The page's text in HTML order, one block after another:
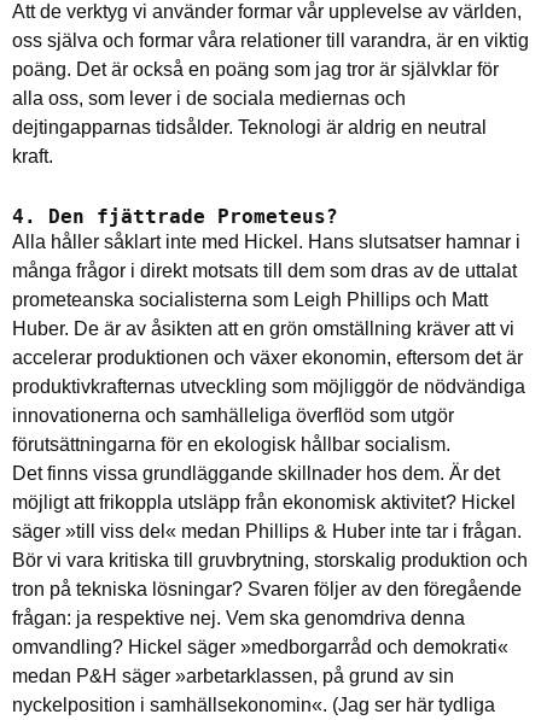
Att de verktyg vi använder formar vår upplevelse av världen,
oss själva och formar våra relationer till varandra, är en viktig
poäng. Det är också en poäng som jag tror är självklar för
alla oss, som lever i de sociala mediernas och
dejtingapparnas tidsålder. Teknologi är aldrig en neutral
kraft.
4. Den fjättrade Prometeus?
Alla håller såklart inte med Hickel. Hans slutsatser hamnar i
många frågor i direkt motsats till dem som dras av de uttalat
prometeanska socialisterna som Leigh Phillips och Matt
Huber. De är av åsikten att en grön omställning kräver att vi
accelerar produktionen och växer ekonomin, eftersom det är
produktivkrafternas utveckling som möjliggör de nödvändiga
innovationerna och samhälleliga överflöd som utgör
förutsättningarna för en ekologisk hållbar socialism.
Det finns vissa grundläggande skillnader hos dem. Är det
möjligt att frikoppla utsläpp från ekonomisk aktivitet? Hickel
säger »till viss del« medan Phillips & Huber inte tar i frågan.
Bör vi vara kritiska till gruvbrytning, storskalig produktion och
tron på tekniska lösningar? Svaren följer av den föregående
frågan: ja respektive nej. Vem ska genomdriva denna
omvandling? Hickel säger »medborgarråd och demokrati«
medan P&H säger »arbetarklassen, på grund av sin
nyckelposition i samhällsekonomin«. (Jag ser här tydliga